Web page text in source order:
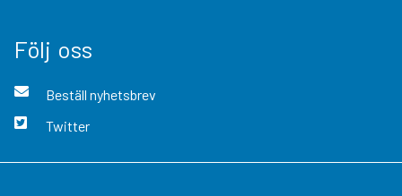
Följ oss
Beställ nyhetsbrev
Twitter